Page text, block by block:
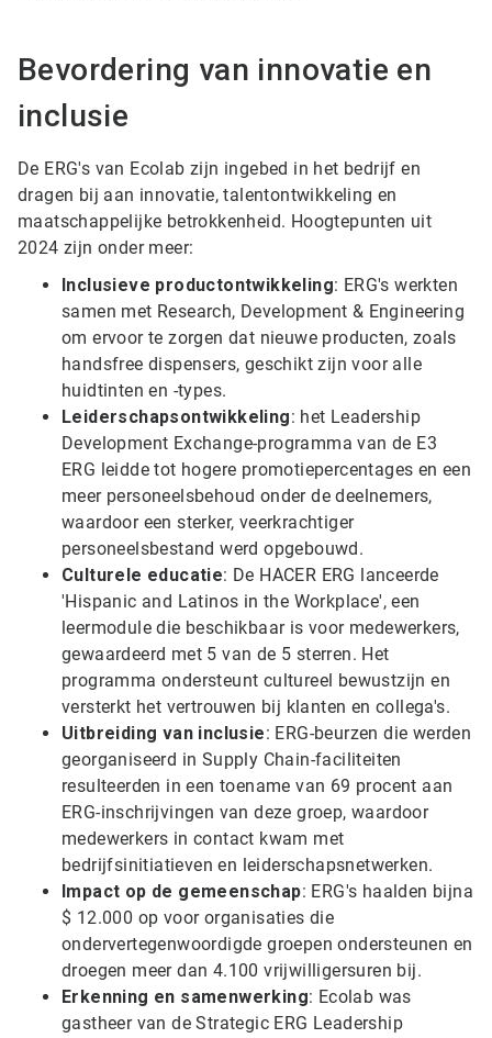
Bevordering van innovatie en
inclusie
De ERG's van Ecolab zijn ingebed in het bedrijf en
dragen bij aan innovatie, talentontwikkeling en
maatschappelijke betrokkenheid. Hoogtepunten uit
2024 zijn onder meer:
Inclusieve productontwikkeling: ERG's werkten
samen met Research, Development & Engineering
om ervoor te zorgen dat nieuwe producten, zoals
handsfree dispensers, geschikt zijn voor alle
huidtinten en -types.
Leiderschapsontwikkeling: het Leadership
Development Exchange-programma van de E3
ERG leidde tot hogere promotiepercentages en een
meer personeelsbehoud onder de deelnemers,
waardoor een sterker, veerkrachtiger
personeelsbestand werd opgebouwd.
Culturele educatie: De HACER ERG lanceerde
'Hispanic and Latinos in the Workplace', een
leermodule die beschikbaar is voor medewerkers,
gewaardeerd met 5 van de 5 sterren. Het
programma ondersteunt cultureel bewustzijn en
versterkt het vertrouwen bij klanten en collega's.
Uitbreiding van inclusie: ERG-beurzen die werden
georganiseerd in Supply Chain-faciliteiten
resulteerden in een toename van 69 procent aan
ERG-inschrijvingen van deze groep, waardoor
medewerkers in contact kwam met
bedrijfsinitiatieven en leiderschapsnetwerken.
Impact op de gemeenschap: ERG's haalden bijna
$ 12.000 op voor organisaties die
ondervertegenwoordigde groepen ondersteunen en
droegen meer dan 4.100 vrijwilligersuren bij.
Erkenning en samenwerking: Ecolab was
gastheer van de Strategic ERG Leadership